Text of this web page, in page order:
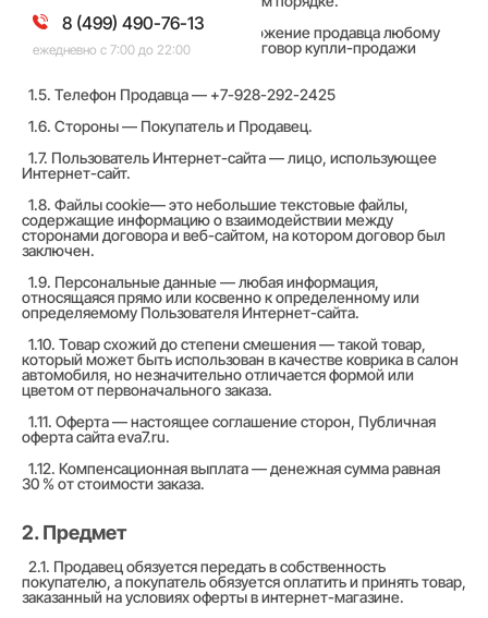
8 (499) 490-76-13
ежедневно с 7:00 до 22:00
1.4. Оферта — публичное предложение продавца любому
лицу заключить на ее условиях договор купли-продажи
товара (далее — договор).
1.5. Телефон Продавца — +7-928-292-2425
1.6. Стороны — Покупатель и Продавец.
1.7. Пользователь Интернет-сайта — лицо, использующее
Интернет-сайт.
1.8. Файлы cookie— это небольшие текстовые файлы,
содержащие информацию о взаимодействии между
сторонами договора и веб-сайтом, на котором договор был
заключен.
1.9. Персональные данные — любая информация,
относящаяся прямо или косвенно к определенному или
определяемому Пользователя Интернет-сайта.
1.10. Товар схожий до степени смешения — такой товар,
который может быть использован в качестве коврика в салон
автомобиля, но незначительно отличается формой или
цветом от первоначального заказа.
1.11. Оферта — настоящее соглашение сторон, Публичная
оферта сайта eva7.ru.
1.12. Компенсационная выплата — денежная сумма равная
30 % от стоимости заказа.
2. Предмет
2.1. Продавец обязуется передать в собственность
покупателю, а покупатель обязуется оплатить и принять товар,
заказанный на условиях оферты в интернет-магазине.